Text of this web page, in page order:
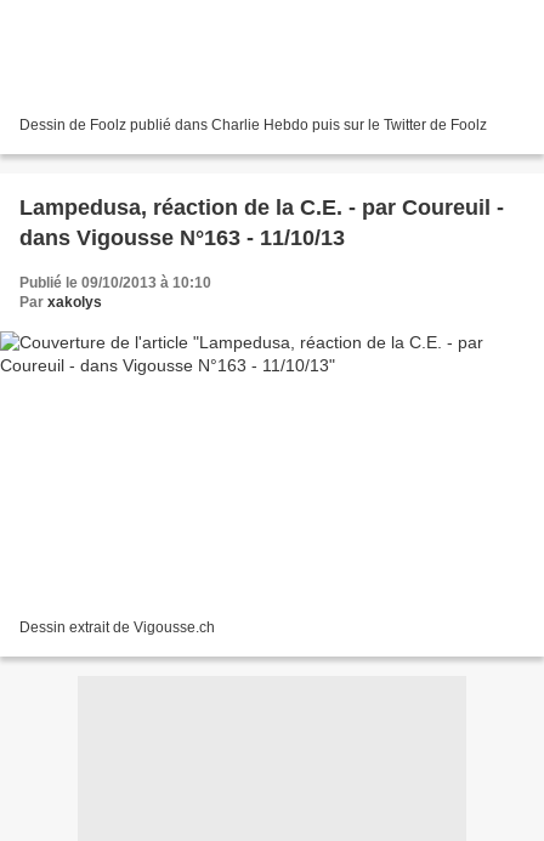
Dessin de Foolz publié dans Charlie Hebdo puis sur le Twitter de Foolz
Lampedusa, réaction de la C.E. - par Coureuil -
dans Vigousse N°163 - 11/10/13
Publié le 09/10/2013 à 10:10
Par xakolys
Dessin extrait de Vigousse.ch